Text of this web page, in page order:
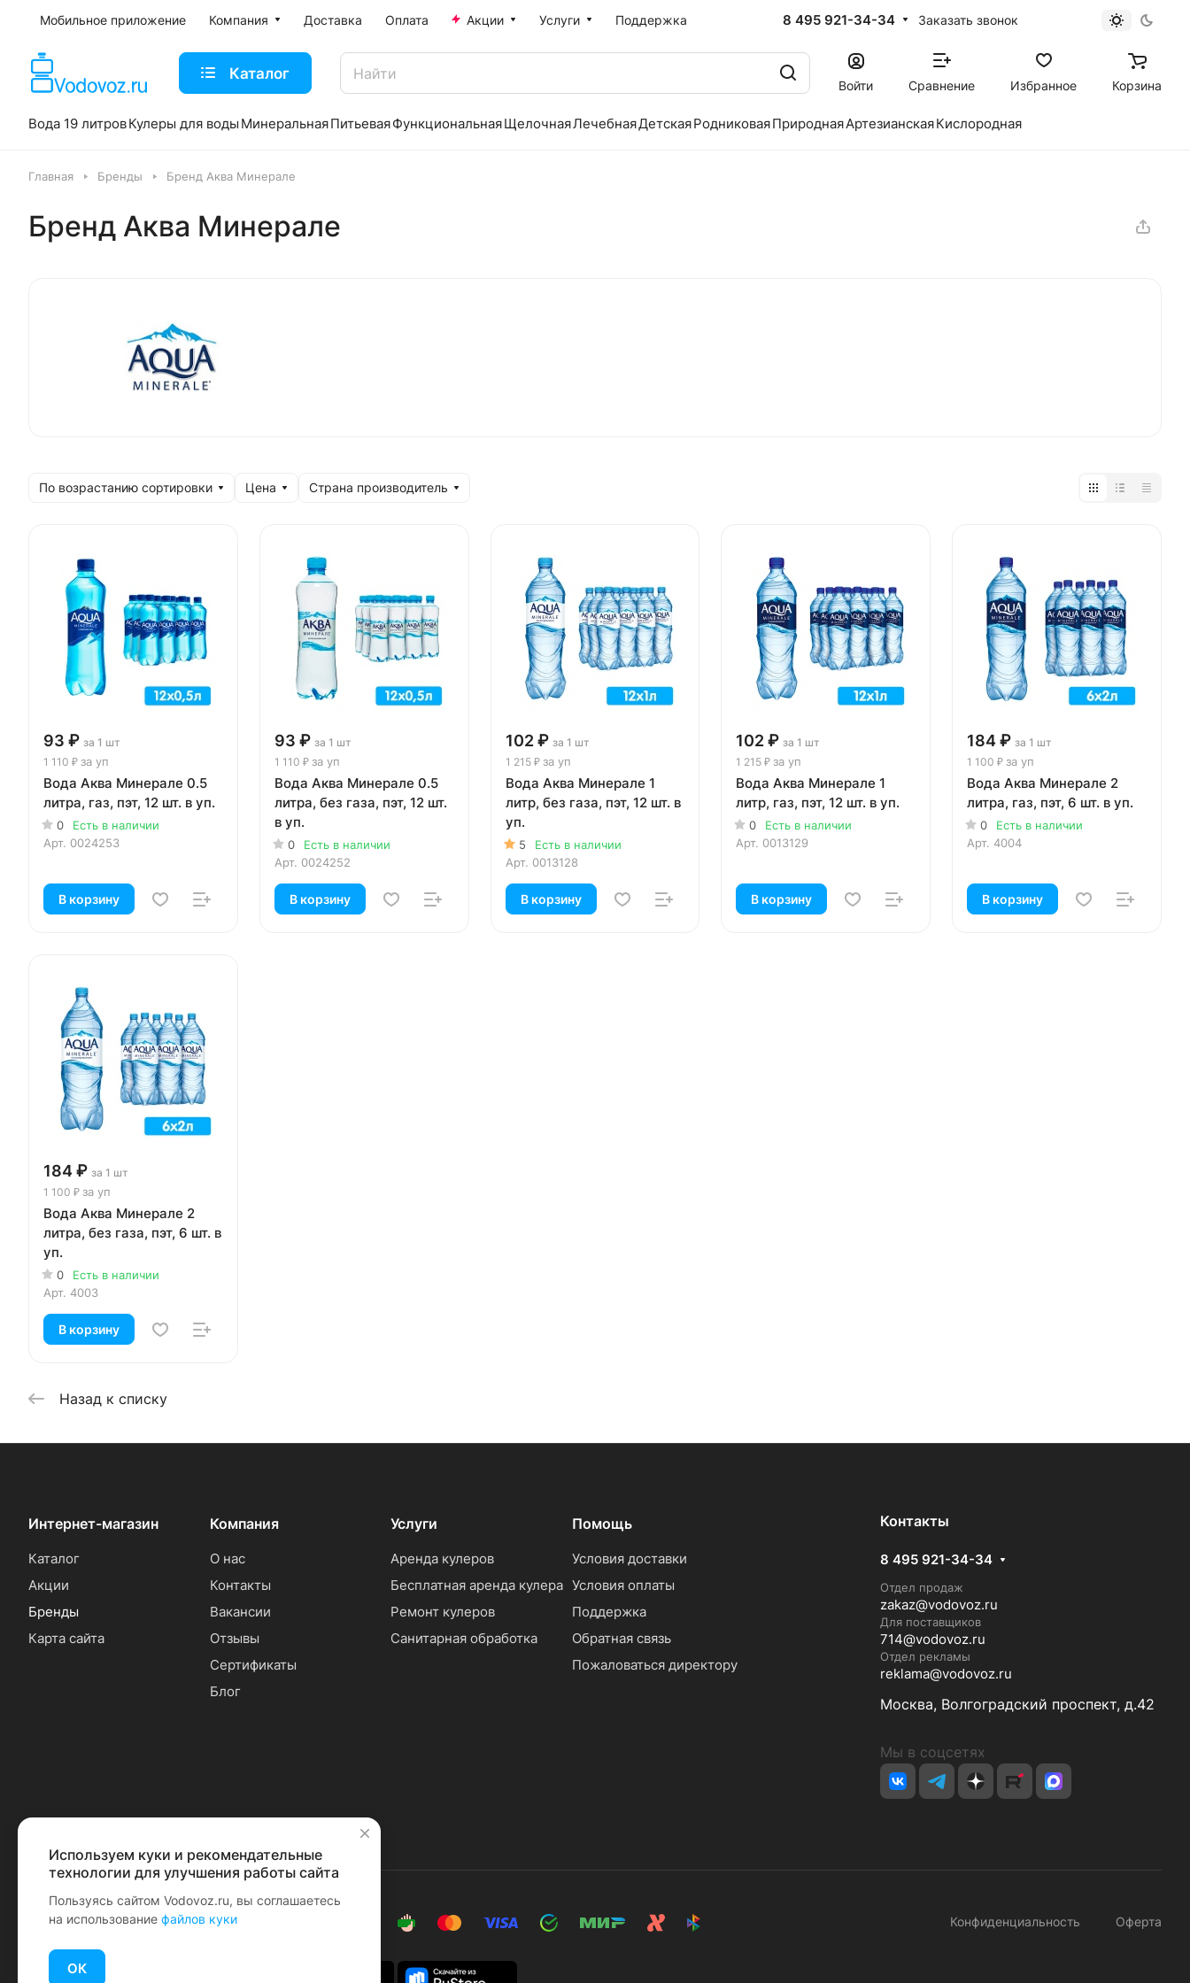
Мобильное приложение Компания Доставка Оплата Акции Услуги Поддержка 8 495 921-34-34 Заказать звонок
Каталог
Войти Сравнение Избранное Корзина
Вода 19 литровКулеры для воды МинеральнаяПитьеваяФункциональнаяЩелочнаяЛечебнаяДетскаяРодниковаяПрироднаяАртезианскаяКислородная
Главная Бренды Бренд Аква Минерале
Бренд Аква Минерале
По возрастанию сортировки Цена Страна производитель
93 ₽ за 1 шт
1 110 ₽ за уп
Вода Аква Минерале 0.5
литра, газ, пэт, 12 шт. в уп.
0
Есть в наличии
Арт. 0024253
В корзину
93 ₽ за 1 шт
1 110 ₽ за уп
Вода Аква Минерале 0.5
литра, без газа, пэт, 12 шт.
в уп.
0
Есть в наличии
Арт. 0024252
В корзину
102 ₽ за 1 шт
1 215 ₽ за уп
Вода Аква Минерале 1
литр, без газа, пэт, 12 шт. в
уп.
5
Есть в наличии
Арт. 0013128
В корзину
102 ₽ за 1 шт
1 215 ₽за уп
Вода Аква Минерале 1
литр, газ, пэт, 12 шт. в уп.
0
Есть в наличии
Арт. 0013129
В корзину
184 ₽ за 1 шт
1 100 ₽за уп
Вода Аква Минерале 2
литра, газ, пэт, 6 шт. в уп.
0
Есть в наличии
Арт.4004
В корзину
184 ₽ за 1 шт
1 100 ₽ за уп
Вода Аква Минерале 2
литра, без газа, пэт, 6 шт. в
уп.
0
Есть в наличии
Арт. 4003
В корзину
Назад к списку
Интернет-магазин
Каталог
Акции
Бренды
Карта сайта
Компания
О нас
Контакты
Вакансии
Отзывы
Сертификаты
Блог
Услуги
Аренда кулеров
Бесплатная аренда кулера
Ремонт кулеров
Санитарная обработка
Помощь
Условия доставки
Условия оплаты
Поддержка
Обратная связь
Пожаловаться директору
Контакты
8 495 921-34-34
Отдел продаж
zakaz@vodovoz.ru
Для поставщиков
714@vodovoz.ru
Отдел рекламы
reklama@vodovoz.ru
Москва, Волгоградский проспект, д.42
Мы в соцсетях
© 2026 Водовоз.RU Конфиденциальность Оферта
✕
Используем куки и рекомендательные
технологии для улучшения работы сайта
Пользуясь сайтом Vodovoz.ru, вы соглашаетесь
на использование файлов куки
ОК